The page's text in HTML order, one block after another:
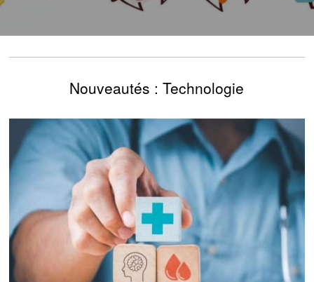
Nouveautés : Technologie